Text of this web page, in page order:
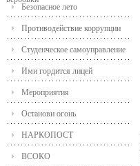
Безопасное лето
Противодействие коррупции
Студенческое самоуправление
Ими гордится лицей
Мероприятия
Останови огонь
НАРКОПОСТ
ВСОКО